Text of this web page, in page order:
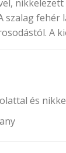
szalag fehér
A
és